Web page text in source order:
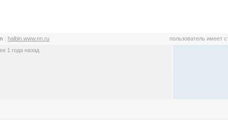
: halbin.www.nn.ru пользователь имеет
1 года назад